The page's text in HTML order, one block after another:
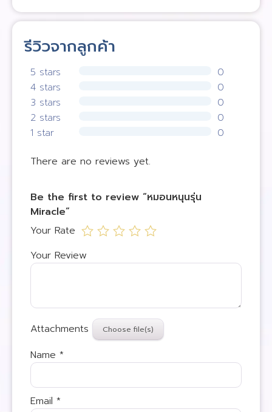
รีวิวจากลูกค้า
5 stars
0
4 stars
0
3 stars
0
2 stars
0
1 star
0
There are no reviews yet.
Be the first to review “หมอนหนุนรุ่น
Miracle”
Your Rate
Your Review
Attachments
Name *
Email *